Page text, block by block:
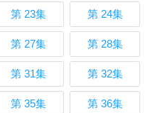
第 23集 第 24集
第 27集 第 28集
第 31集 第 32集
第 35集 第 36集